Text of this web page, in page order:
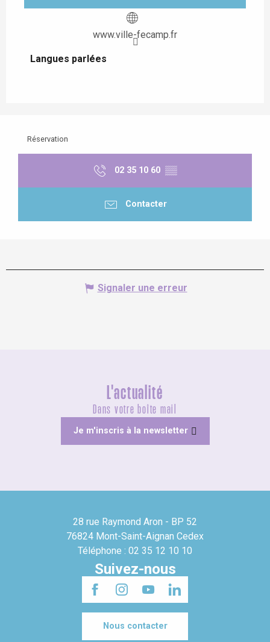
www.ville-fecamp.fr
Langues parlées
Langues parlées
Réservation
02 35 10 60 ▒▒
Contacter
Signaler une erreur
L'actualité
Dans votre boîte mail
Je m'inscris à la newsletter
28 rue Raymond Aron - BP 52
76824 Mont-Saint-Aignan Cedex
Téléphone : 02 35 12 10 10
Suivez-nous
Nous contacter